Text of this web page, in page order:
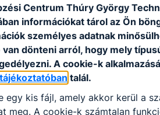
Centrum Thúry György
információkat tárol az Ön
személyes adatnak
dönteni arról, hogy mely
A cookie-k
talál.
egy kis fájl, amely akkor kerül a
meg. A cookie-k számtalan